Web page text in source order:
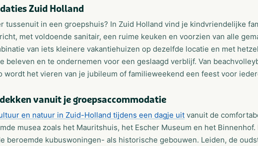
Zuid Holland
tussenuit in een groepshuis? In Zuid Holland vind je kindvriendelijke
met voldoende sanitair, een ruime keuken en voorzien van alle
van iets kleinere vakantiehuizen op dezelfde locatie en met
beleven en te ondernemen voor een geslaagd verblijf. Van
wordt het vieren van je jubileum of familieweekend een feest voor
vanuit je groepsaccommodatie
en natuur in Zuid-Holland tijdens een dagje uit vanuit de
musea zoals het Mauritshuis, het Escher Museum en het
beroemde kubuswoningen- als historische gebouwen. Leiden, de